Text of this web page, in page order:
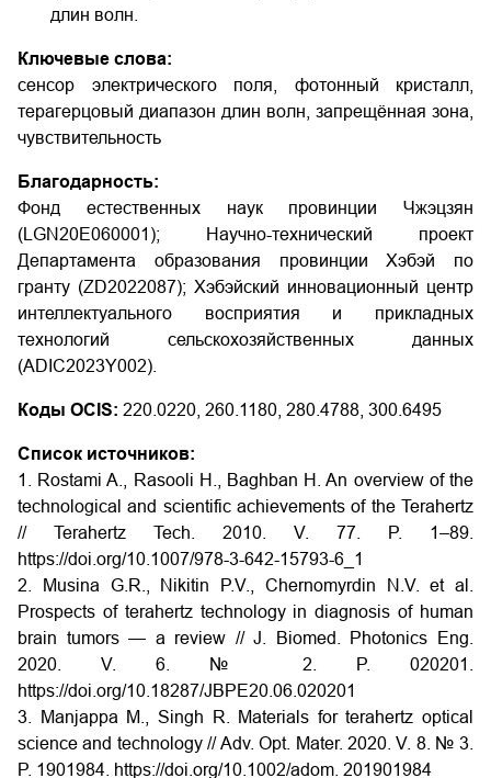
длин волн.
Ключевые слова:
сенсор электрического поля, фотонный кристалл,
терагерцовый диапазон длин волн, запрещённая зона,
чувствительность
Благодарность:
Фонд естественных наук провинции Чжэцзян
(LGN20E060001); Научно-технический проект
Департамента образования провинции Хэбэй по
гранту (ZD2022087); Хэбэйский инновационный центр
интеллектуального восприятия и прикладных
технологий сельскохозяйственных данных
(ADIC2023Y002).
Коды OCIS: 220.0220, 260.1180, 280.4788, 300.6495
Список источников:
1. Rostami A., Rasooli H., Baghban H. An overview of the
technological and scientific achievements of the Terahertz
// Terahertz Tech. 2010. V. 77. P. 1–89.
https://doi.org/10.1007/978-3-642-15793-6_1
2. Musina G.R., Nikitin P.V., Chernomyrdin N.V. et al.
Prospects of terahertz technology in diagnosis of human
brain tumors — a review // J. Biomed. Photonics Eng.
2020. V. 6. № 2. P. 020201.
https://doi.org/10.18287/JBPE20.06.020201
3. Manjappa M., Singh R. Materials for terahertz optical
science and technology // Adv. Opt. Mater. 2020. V. 8. № 3.
P. 1901984. https://doi.org/10.1002/adom. 201901984